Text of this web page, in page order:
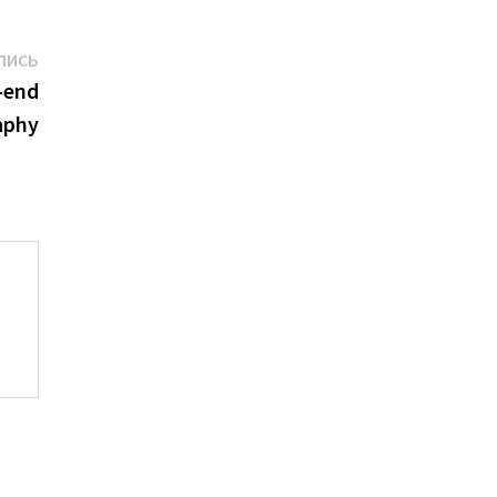
Следующая
запись: